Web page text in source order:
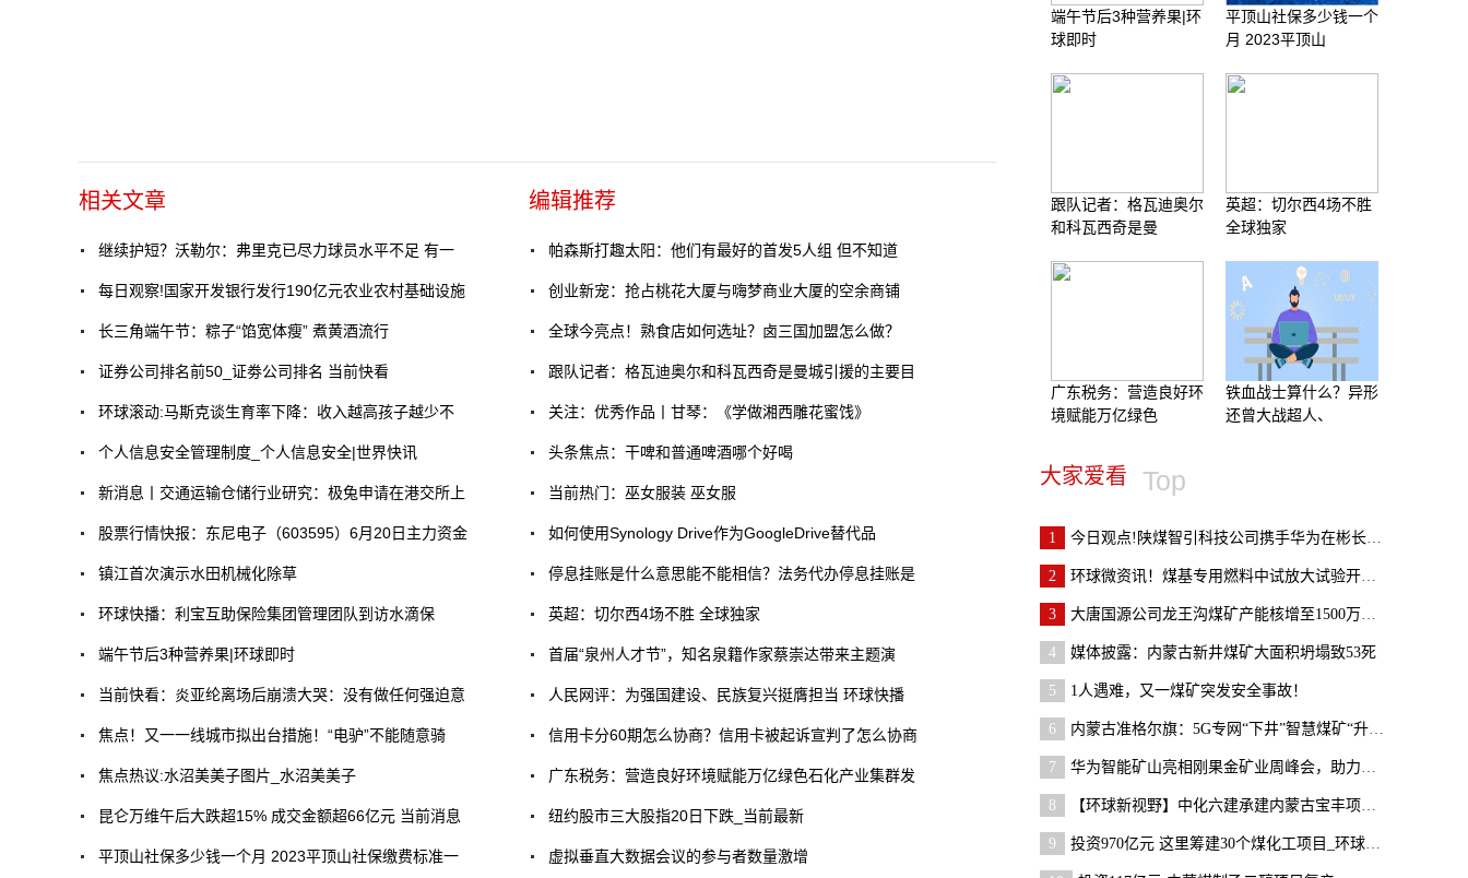
相关文章
继续护短？沃勒尔：弗里克已尽力球员水平不足 有一
每日观察!国家开发银行发行190亿元农业农村基础设施
长三角端午节：粽子“馅宽体瘦” 煮黄酒流行
证券公司排名前50_证劵公司排名 当前快看
环球滚动:马斯克谈生育率下降：收入越高孩子越少不
个人信息安全管理制度_个人信息安全|世界快讯
新消息丨交通运输仓储行业研究：极兔申请在港交所上
股票行情快报：东尼电子（603595）6月20日主力资金
镇江首次演示水田机械化除草
环球快播：利宝互助保险集团管理团队到访水滴保
端午节后3种营养果|环球即时
当前快看：炎亚纶离场后崩溃大哭：没有做任何强迫意
焦点！又一一线城市拟出台措施！“电驴”不能随意骑
焦点热议:水沼美美子图片_水沼美美子
昆仑万维午后大跌超15% 成交金额超66亿元 当前消息
平顶山社保多少钱一个月 2023平顶山社保缴费标准一
编辑推荐
帕森斯打趣太阳：他们有最好的首发5人组 但不知道
创业新宠：抢占桃花大厦与嗨梦商业大厦的空余商铺
全球今亮点！熟食店如何选址？卤三国加盟怎么做？
跟队记者：格瓦迪奥尔和科瓦西奇是曼城引援的主要目
关注：优秀作品丨甘琴：《学做湘西雕花蜜饯》
头条焦点：干啤和普通啤酒哪个好喝
当前热门：巫女服装 巫女服
如何使用Synology Drive作为GoogleDrive替代品
停息挂账是什么意思能不能相信？法务代办停息挂账是
英超：切尔西4场不胜 全球独家
首届“泉州人才节”，知名泉籍作家蔡崇达带来主题演
人民网评：为强国建设、民族复兴挺膺担当 环球快播
信用卡分60期怎么协商？信用卡被起诉宣判了怎么协商
广东税务：营造良好环境赋能万亿绿色石化产业集群发
纽约股市三大股指20日下跌_当前最新
虚拟垂直大数据会议的参与者数量激增
端午节后3种营养果|环
球即时
平顶山社保多少钱一个
月 2023平顶山
跟队记者：格瓦迪奥尔
和科瓦西奇是曼
英超：切尔西4场不胜
全球独家
广东税务：营造良好环
境赋能万亿绿色
铁血战士算什么？异形
还曾大战超人、
大家爱看 Top
1 今日观点!陕煤智引科技公司携手华为在彬长矿业顺利
2 环球微资讯！煤基专用燃料中试放大试验开车成功
3 大唐国源公司龙王沟煤矿产能核增至1500万吨/年 世
4 媒体披露：内蒙古新井煤矿大面积坍塌致53死
5 1人遇难，又一煤矿突发安全事故！
6 内蒙古准格尔旗：5G专网“下井”智慧煤矿“升级”-
7 华为智能矿山亮相刚果金矿业周峰会，助力刚果金矿山
8 【环球新视野】中化六建承建内蒙古宝丰项目建设进展
9 投资970亿元 这里筹建30个煤化工项目_环球最资讯